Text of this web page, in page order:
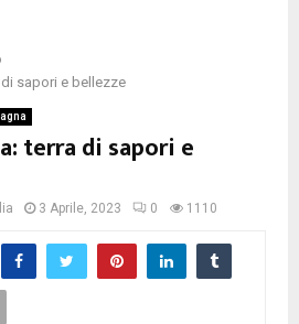
sapori e bellezze
terra di sapori e
3 Aprile, 2023 0 1110